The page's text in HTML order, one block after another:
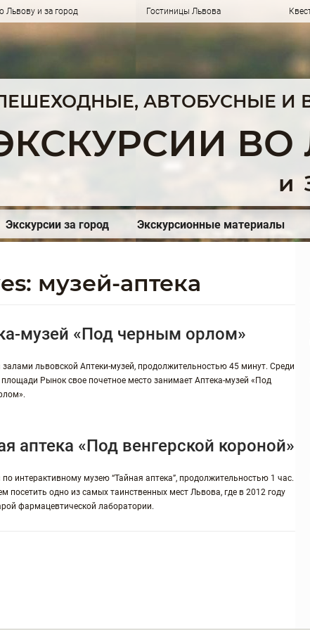
Львову и за город Гостиницы Львова
АВТОБУСНЫЕ И
ВО
и
Экскурсии за город Экскурсионные материалы
музей-аптека
музей «Под черным орлом»
залами львовской Аптеки-музей, продолжительностью 45 минут. Среди
площади Рынок свое почетное место занимает Аптека-музей «Под
аптека «Под венгерской короной»
по интерактивному музею “Тайная аптека”, продолжительностью 1 час.
посетить одно из самых таинственных мест Львова, где в 2012 году
фармацевтической лаборатории.